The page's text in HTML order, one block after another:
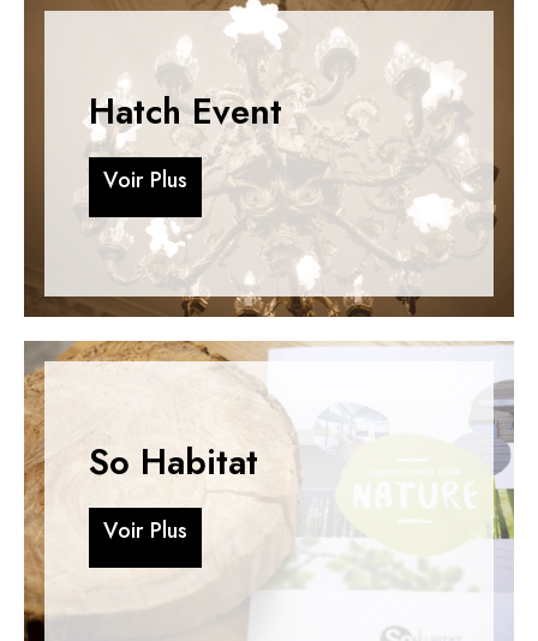
Hatch Event
Voir Plus
Voir Plus
So Habitat
Voir Plus
Voir Plus